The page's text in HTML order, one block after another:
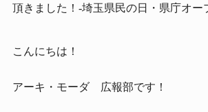
頂きました！-埼玉県民の日・県庁オー
こんにちは！
アーキ・モーダ 広報部です！